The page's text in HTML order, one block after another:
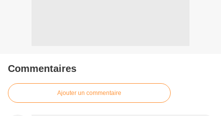
Commentaires
Ajouter un commentaire